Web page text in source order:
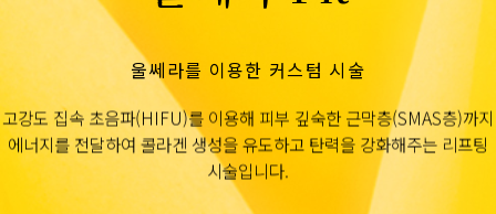
울쎄라를 이용한 커스텀 시술
고강도 집속 초음파(HIFU)를 이용해 피부 깊숙한 근막층(SMAS층)까지
에너지를 전달하여 콜라겐 생성을 유도하고 탄력을 강화해주는 리프팅
시술입니다.